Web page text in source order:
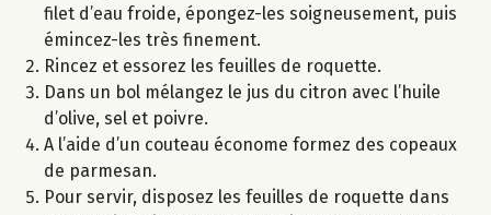
filet d’eau froide, épongez-les soigneusement, puis
émincez-les très finement.
Rincez et essorez les feuilles de roquette.
Dans un bol mélangez le jus du citron avec l’huile
d’olive, sel et poivre.
A l’aide d’un couteau économe formez des copeaux
de parmesan.
Pour servir, disposez les feuilles de roquette dans